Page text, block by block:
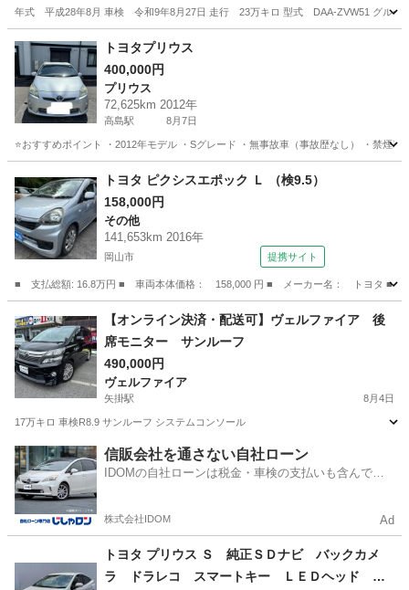
年式 平成28年8月 車検 令和9年8月27日 走行 23万キロ 型式 DAA-ZVW51 グルー
岡山 赤磐市 瀬戸駅 プリウス
トヨタプリウス
400,000円
プリウス
72,625km 2012年
高島駅 8月7日
⭐️おすすめポイント ・2012年モデル ・Sグレード ・無事故車（事故歴なし） ・禁煙
高島駅 トヨタプリウス
トヨタ ピクシスエポック Ｌ （検9.5）
158,000円
その他
141,653km 2016年
岡山市 提携サイト
■ 支払総額: 16.8万円 ■ 車両本体価格： 158,000 円 ■ メーカー名： トヨタ
その他
【オンライン決済・配送可】ヴェルファイア 後
席モニター サンルーフ
490,000円
ヴェルファイア
矢掛駅 8月4日
17万キロ 車検R8.9 サンルーフ システムコンソール
岡山 小田郡 矢掛駅 ヴェルファイア サンルーフ
信販会社を通さない自社ローン
IDOMの自社ローンは税金・車検の支払いも含んでい
株式会社IDOM Ad
トヨタ プリウス Ｓ 純正ＳＤナビ バックカメ
ラ ドラレコ スマートキー ＬＥＤヘッド ビ